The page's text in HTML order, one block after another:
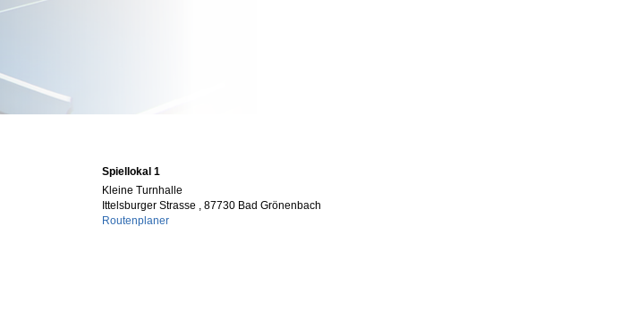
Spiellokal 1
Kleine Turnhalle
Ittelsburger Strasse , 87730 Bad Grönenbach
Routenplaner